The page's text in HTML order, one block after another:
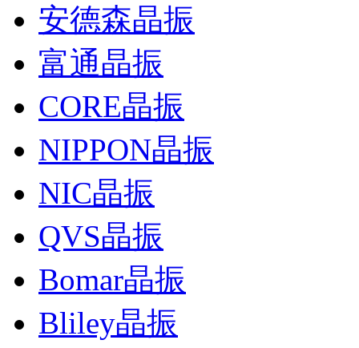
安德森晶振
富通晶振
CORE晶振
NIPPON晶振
NIC晶振
QVS晶振
Bomar晶振
Bliley晶振